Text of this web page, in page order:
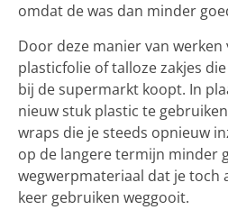
omdat de was dan minder
Door deze manier van werken
plasticfolie of talloze zakjes
bij de supermarkt koopt. In
nieuw stuk plastic te
wraps die je steeds opnieuw
op de langere termijn minder
wegwerpmateriaal dat je toch
keer gebruiken weggooit.